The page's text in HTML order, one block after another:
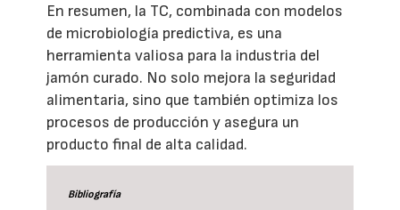
En resumen, la TC, combinada con modelos
de microbiología predictiva, es una
herramienta valiosa para la industria del
jamón curado. No solo mejora la seguridad
alimentaria, sino que también optimiza los
procesos de producción y asegura un
producto final de alta calidad.
Bibliografía